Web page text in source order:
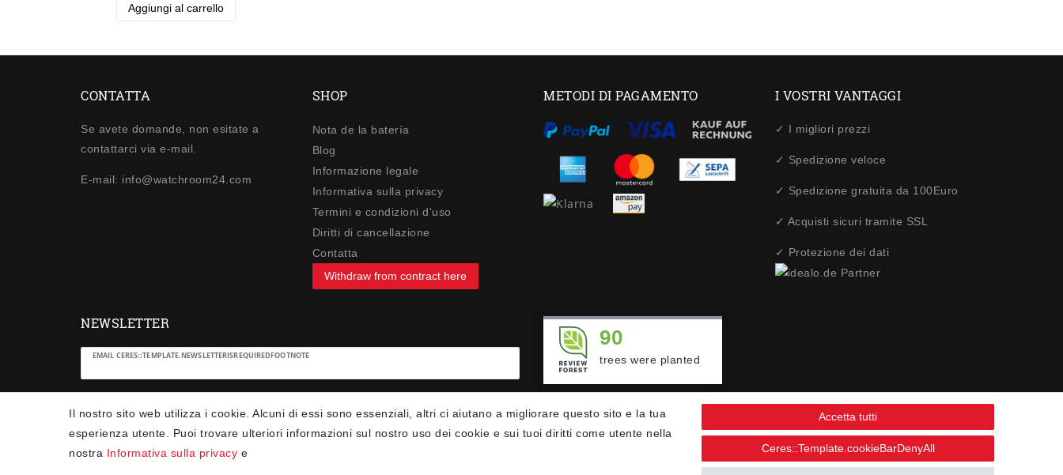
Aggiungi al carrello
CONTATTA
Se avete domande, non esitate a
contattarci via e-mail.
E-mail: info@watchroom24.com
SHOP
Nota de la batería
Blog
Informazione legale
Informativa sulla privacy
Termini e condizioni d'uso
Diritti di cancellazione
Contatta
Withdraw from contract here
METODI DI PAGAMENTO I VOSTRI VANTAGGI
✓ I migliori prezzi
✓ Spedizione veloce
✓ Spedizione gratuita da 100Euro
✓ Acquisti sicuri tramite SSL
✓ Protezione dei dati
Il nostro sito web utilizza i cookie. Alcuni di essi sono essenziali, altri ci aiutano a migliorare questo sito e la tua
esperienza utente. Puoi trovare ulteriori informazioni sul nostro uso dei cookie e sui tuoi diritti come utente nella
nostra Informativa sulla privacy e
Accetta tutti
Ceres::Template.cookieBarDenyAll
NEWSLETTER
EMAIL CERES::TEMPLATE.NEWSLETTERISREQUIREDFOOTNOTE
Ceres::Template.newsletterHoneypotLabel
.Ceres::Template.newsletterIsRequiredFootnote
90
trees were planted